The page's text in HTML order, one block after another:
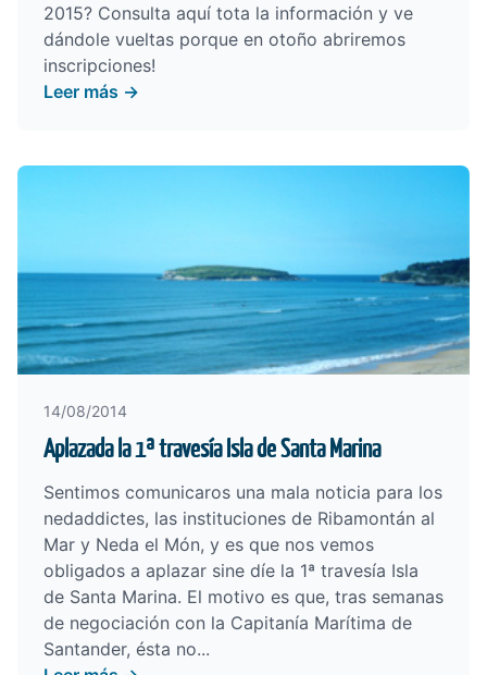
2015? Consulta aquí tota la información y ve
dándole vueltas porque en otoño abriremos
inscripciones!
Leer más →
14/08/2014
Aplazada la 1ª travesía Isla de Santa Marina
Sentimos comunicaros una mala noticia para los
nedaddictes, las instituciones de Ribamontán al
Mar y Neda el Món, y es que nos vemos
obligados a aplazar sine díe la 1ª travesía Isla
de Santa Marina. El motivo es que, tras semanas
de negociación con la Capitanía Marítima de
Santander, ésta no...